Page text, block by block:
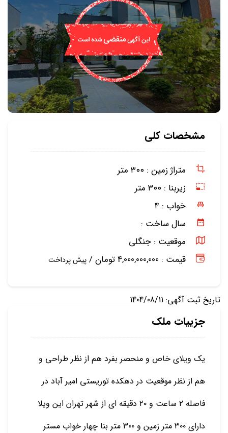
مشخصات کلی
متراژ زمین : ۳۰۰ متر
زیربنا : ۳۰۰ متر
خواب : ۴
سال ساخت :
موقعیت : جنگلی
قیمت : 4,000,000,000 تومان /
پیش پرداخت
تاریخ ثبت آگهی: 1404/08/11
جزییات ملک
یک ویلای خاص و منحصر بفرد هم از نظر طراحی و
هم از نظر موقعیت در دهکده توریستی امیر آباد در
فاصله ۲ ساعت و ۲۰ دقیقه ای از شهر تهران این ویلا
دارای ۳۰۰ متر زمین و ۳۰۰ متر بنا چهار خواب مستر